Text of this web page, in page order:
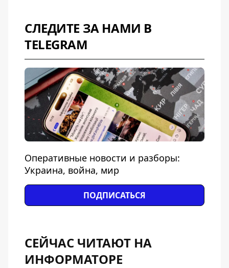
СЛЕДИТЕ ЗА НАМИ В
TELEGRAM
Оперативные новости и разборы:
Украина, война, мир
ПОДПИСАТЬСЯ
СЕЙЧАС ЧИТАЮТ НА
ИНФОРМАТОРЕ